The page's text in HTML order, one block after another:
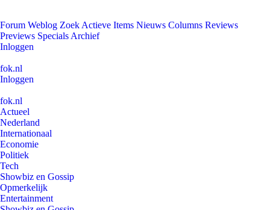
Forum Weblog Zoek Actieve Items Nieuws Columns Reviews
Previews Specials Archief
Inloggen
fok.nl
Inloggen
fok.nl
Actueel
Nederland
Internationaal
Economie
Politiek
Tech
Showbiz en Gossip
Opmerkelijk
Entertainment